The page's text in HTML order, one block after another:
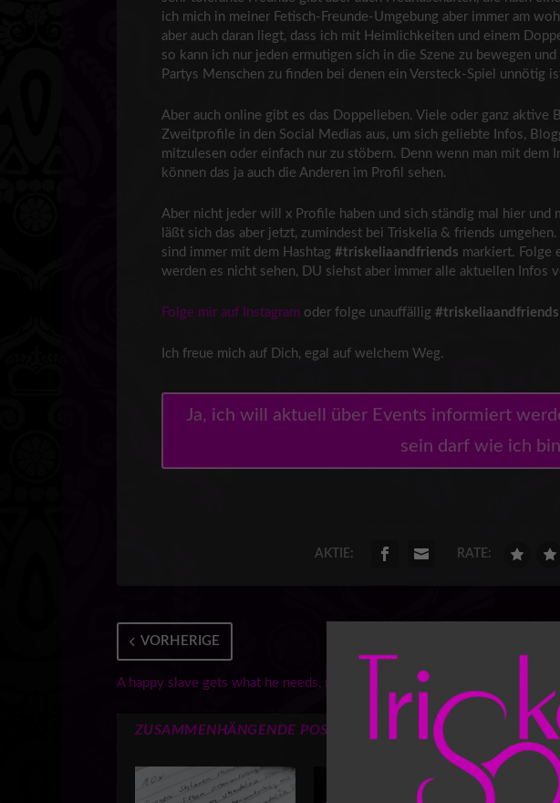
ich mich in meiner Fetisch-Freunde-Umgebung aber immer am
aber auch daran liegt, dass ich mit Heimlichkeiten und einem
so kann ich nur jeden ermutigen sich in die Szene zu bewegen
Partys Menschen zu finden bei denen ein Versteck-Spiel unnötig
Aber auch online gibt es das Doppelleben. Viele oder ganz aktive
Zweitprofile in den Social Medias aus, um sich geliebte Infos,
mitzulesen oder einfach nur zu stöbern. Denn wenn man mit dem
können das ja auch die Anderen im Profil sehen.
Aber nicht jeder will x Profile haben und sich ständig mal hier
läßt sich das aber jetzt, zumindest bei Triskelia & friends
sind immer mit dem Hashtag #triskeliaandfriends markiert. Folge
werden es nicht sehen, DU siehst aber immer alle aktuellen Infos
Folge mir auf Instagram oder folge unauffällig #triskeliaandfriends
Ich freue mich auf Dich, egal auf welchem Weg.
Ja, ich will aktuell über Events informiert
sein darf wie ich
AKTIE: RATE:
VORHERIGE
A happy slave gets what he needs, not what he wants
ZUSAMMENHÄNGENDE POSTS